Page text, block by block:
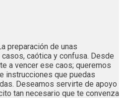
preparación de unas
caótica y confusa. Desde
a vencer ese caos; queremos
instrucciones que puedas
Deseamos servirte de apoyo
tan necesario que te convenza